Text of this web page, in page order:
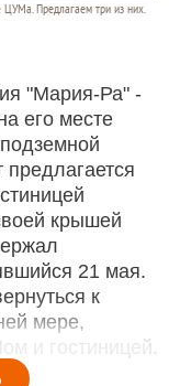
ЦУМа. Предлагаем три из них.
"Мария-Ра" -
его месте
крышей
21 мая.
к
мере,
и гостиницей.